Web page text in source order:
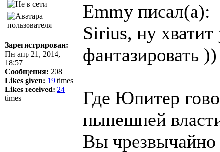
Зарегистрирован:
Пн апр 21, 2014,
18:57
Сообщения: 208
Likes given: 19 times
Likes received: 24
times
Emmy писал(а):
Sirius, ну хватит
фантазировать ))
Где Юпитер
нынешней
Вы